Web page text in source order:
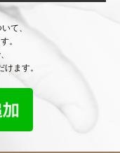
て、
。
ます。